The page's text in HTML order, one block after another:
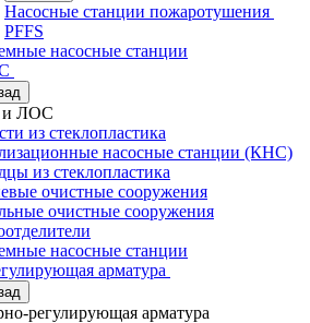
Насосные станции пожаротушения
PFFS
насосные станции
ЛОС
из стеклопластика
насосные станции (КНС)
из стеклопластика
очистные сооружения
очистные сооружения
насосные станции
арматура
регулирующая арматура